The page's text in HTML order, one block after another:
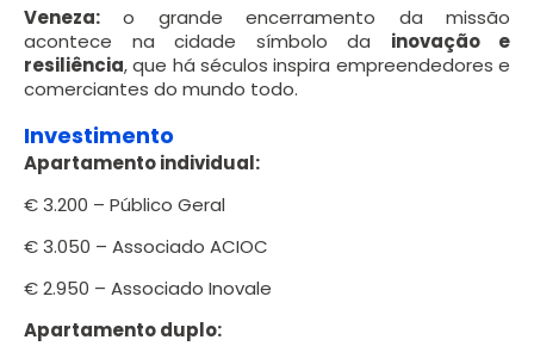
Veneza: o grande encerramento da missão
acontece na cidade símbolo da inovação e
resiliência, que há séculos inspira empreendedores e
comerciantes do mundo todo.
Investimento
Apartamento individual:
€ 3.200 – Público Geral
€ 3.050 – Associado ACIOC
€ 2.950 – Associado Inovale
Apartamento duplo: